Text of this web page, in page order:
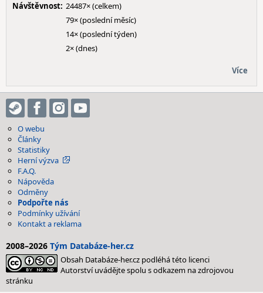
Návštěvnost: 24487× (celkem)
79× (poslední měsíc)
14× (poslední týden)
2× (dnes)
Více
O webu
Články
Statistiky
Herní výzva
F.A.Q.
Nápověda
Odměny
Podpořte nás
Podmínky užívání
Kontakt a reklama
2008–2026 Tým Databáze-her.cz
Obsah Databáze-her.cz podléhá této licenci
Autorství uvádějte spolu s odkazem na zdrojovou
stránku